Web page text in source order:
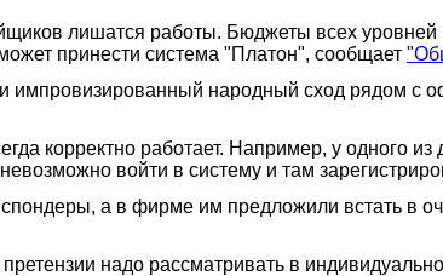
лишатся работы. Бюджеты всех
принести система "Платон", сообщает
импровизированный народный сход рядом
корректно работает. Например, у одного
войти в систему и там
а в фирме им предложили встать в
надо рассматривать в